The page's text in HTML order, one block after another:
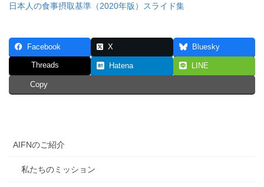
日本人の食事摂取基準（2020年版）スライド集
Facebook X Bluesky
Threads Hatena LINE
Copy
AIFNのご紹介
私たちのミッション